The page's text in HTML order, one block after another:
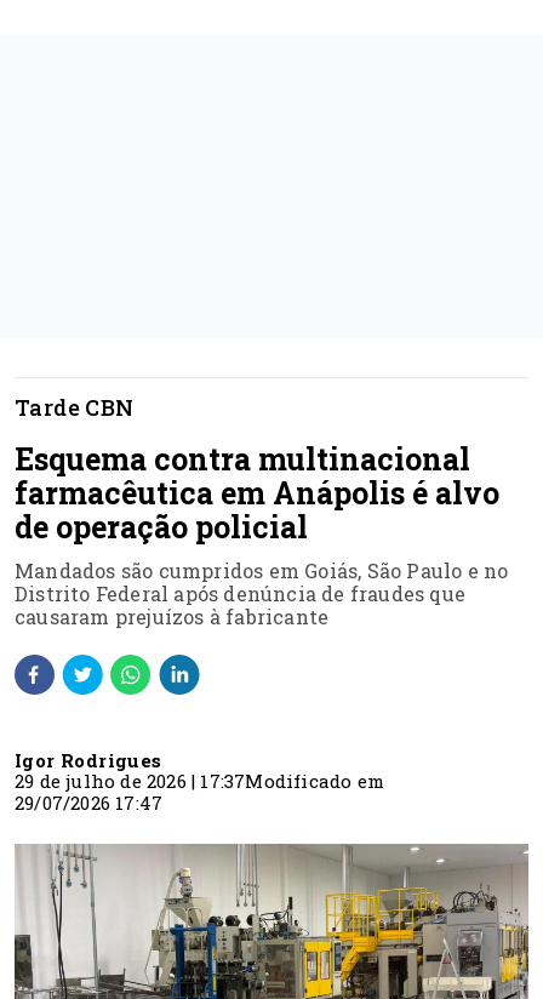
Tarde CBN
Esquema contra multinacional
farmacêutica em Anápolis é alvo
de operação policial
Mandados são cumpridos em Goiás, São Paulo e no
Distrito Federal após denúncia de fraudes que
causaram prejuízos à fabricante
Igor Rodrigues
29 de julho de 2026 | 17:37Modificado em
29/07/2026 17:47